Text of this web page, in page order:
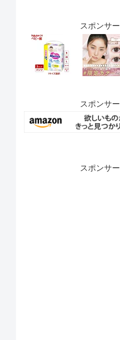
スポンサ
スポンサ
スポンサ